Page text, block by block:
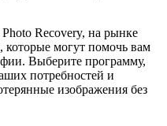
Recovery, на рынке
могут помочь вам
Выберите программу,
потребностей и
изображения без